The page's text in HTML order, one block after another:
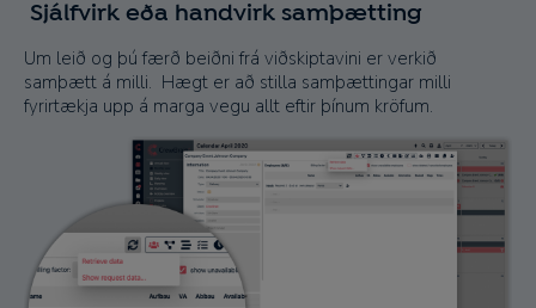
Sjálfvirk eða handvirk samþætting
Um leið og þú færð beiðni frá viðskiptavini er verkið
samþætt á milli. Hægt er að stilla samþættingar milli
fyrirtækja upp á marga vegu allt eftir þínum kröfum.